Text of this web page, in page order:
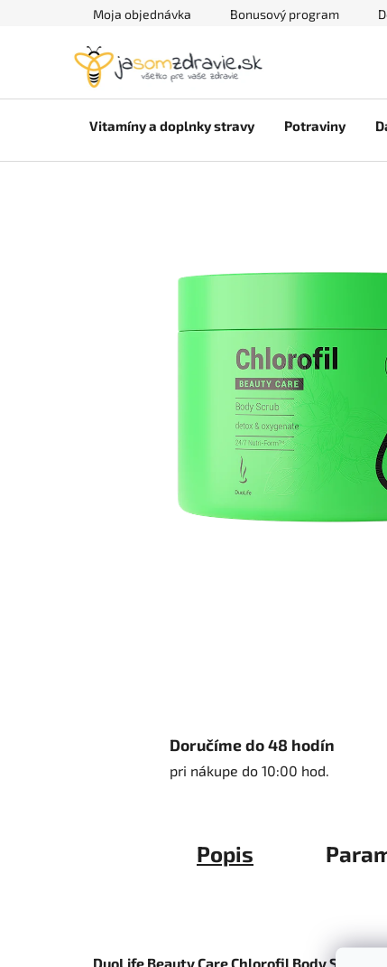
Moja objednávka Bonusový program
Vitamíny a doplnky stravy Potraviny
Doručíme do 48 hodín
pri nákupe do 10:00 hod.
Popis
DuoLife Beauty Care Chlorofil Body Scrub